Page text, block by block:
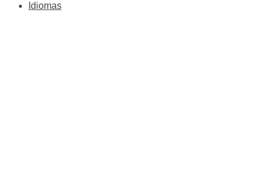
Idiomas